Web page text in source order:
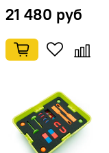
21 480 руб